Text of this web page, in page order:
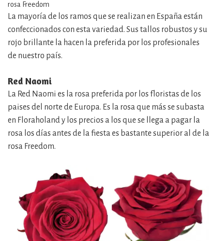
rosa Freedom
La mayoría de los ramos que se realizan en España están
confeccionados con esta variedad. Sus tallos robustos y su
rojo brillante la hacen la preferida por los profesionales
de nuestro país.
Red Naomi
La Red Naomi es la rosa preferida por los floristas de los
paises del norte de Europa. Es la rosa que más se subasta
en Floraholand y los precios a los que se llega a pagar la
rosa los días antes de la fiesta es bastante superior al de la
rosa Freedom.